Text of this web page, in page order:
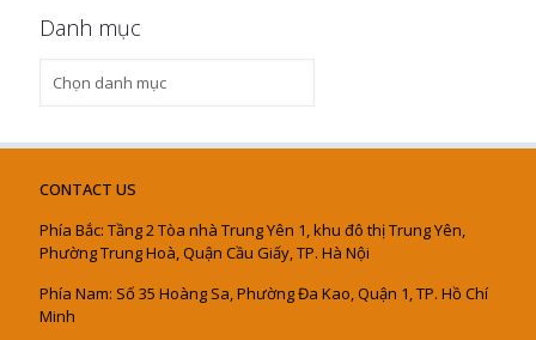
Danh mục
mục
CONTACT US
Phía Bắc: Tầng 2 Tòa nhà Trung Yên 1, khu đô thị Trung Yên,
Phường Trung Hoà, Quận Cầu Giấy, TP. Hà Nội
Phía Nam: Số 35 Hoàng Sa, Phường Đa Kao, Quận 1, TP. Hồ Chí
Minh